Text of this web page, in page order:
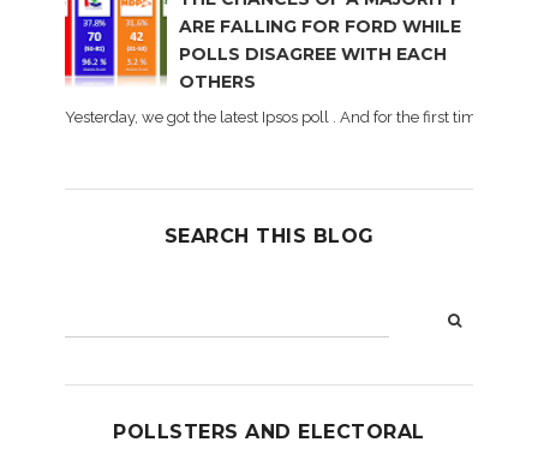
ARE FALLING FOR FORD WHILE
POLLS DISAGREE WITH EACH
OTHERS
Yesterday, we got the latest Ipsos poll . And for the first time
SEARCH THIS BLOG
POLLSTERS AND ELECTORAL